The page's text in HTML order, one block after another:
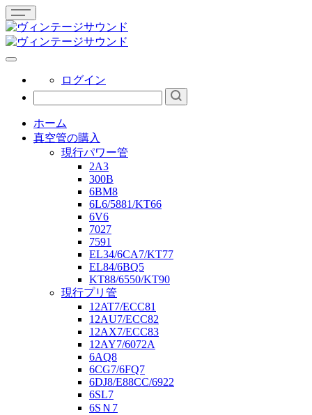
ログイン
ホーム
真空管の購入
現行パワー管
2A3
300B
6BM8
6L6/5881/KT66
6V6
7027
7591
EL34/6CA7/KT77
EL84/6BQ5
KT88/6550/KT90
現行プリ管
12AT7/ECC81
12AU7/ECC82
12AX7/ECC83
12AY7/6072A
6AQ8
6CG7/6FQ7
6DJ8/E88CC/6922
6SL7
6SＮ7